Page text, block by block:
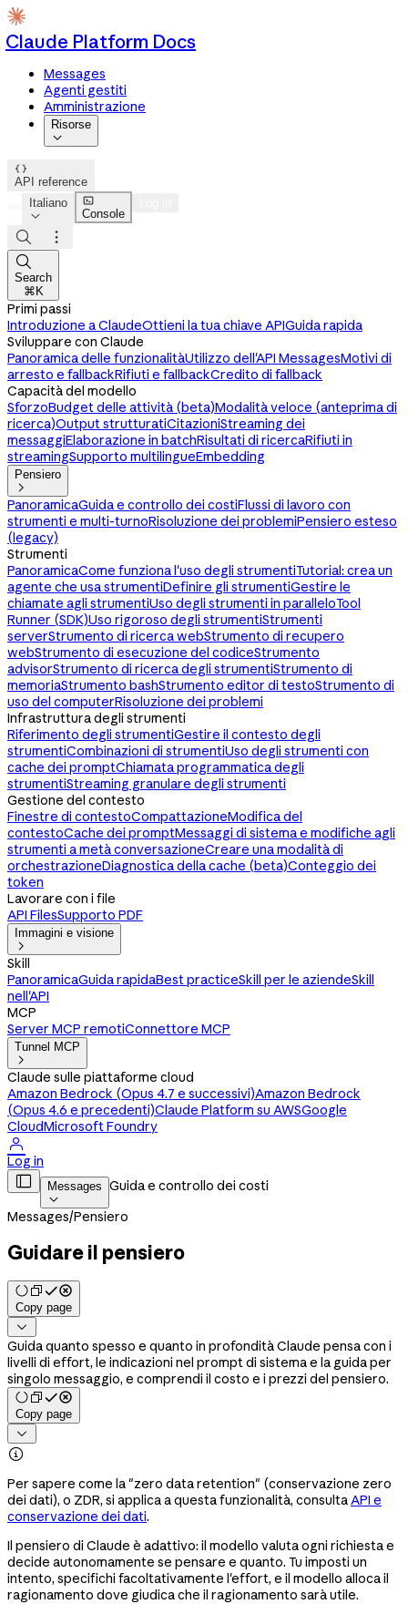
Claude Platform Docs
Messages
Agenti gestiti
Amministrazione
Risorse


API reference
Italiano


Console



Search
⌘K
Primi passi
Introduzione a ClaudeOttieni la tua chiave APIGuida rapida
Sviluppare con Claude
Panoramica delle funzionalitàUtilizzo dell'API MessagesMotivi di
arresto e fallbackRifiuti e fallbackCredito di fallback
Capacità del modello
SforzoBudget delle attività (beta)Modalità veloce (anteprima di
ricerca)Output strutturatiCitazioniStreaming dei
messaggiElaborazione in batchRisultati di ricercaRifiuti in
streamingSupporto multilingueEmbedding
Pensiero

PanoramicaGuida e controllo dei costiFlussi di lavoro con
strumenti e multi-turnoRisoluzione dei problemiPensiero esteso
(legacy)
Strumenti
PanoramicaCome funziona l'uso degli strumentiTutorial: crea un
agente che usa strumentiDefinire gli strumentiGestire le
chiamate agli strumentiUso degli strumenti in paralleloTool
Runner (SDK)Uso rigoroso degli strumentiStrumenti
serverStrumento di ricerca webStrumento di recupero
webStrumento di esecuzione del codiceStrumento
advisorStrumento di ricerca degli strumentiStrumento di
memoriaStrumento bashStrumento editor di testoStrumento di
uso del computerRisoluzione dei problemi
Infrastruttura degli strumenti
Riferimento degli strumentiGestire il contesto degli
strumentiCombinazioni di strumentiUso degli strumenti con
cache dei promptChiamata programmatica degli
strumentiStreaming granulare degli strumenti
Gestione del contesto
Finestre di contestoCompattazioneModifica del
contestoCache dei promptMessaggi di sistema e modifiche agli
strumenti a metà conversazioneCreare una modalità di
orchestrazioneDiagnostica della cache (beta)Conteggio dei
token
Lavorare con i file
API FilesSupporto PDF
Immagini e visione

Skill
PanoramicaGuida rapidaBest practiceSkill per le aziendeSkill
nell'API
MCP
Server MCP remotiConnettore MCP
Tunnel MCP

Claude sulle piattaforme cloud
Amazon Bedrock (Opus 4.7 e successivi)Amazon Bedrock
(Opus 4.6 e precedenti)Claude Platform su AWSGoogle
CloudMicrosoft Foundry

Log in
 Messages

Guida e controllo dei costi
Messages/Pensiero
Guidare il pensiero
Copy page

Guida quanto spesso e quanto in profondità Claude pensa con i
livelli di effort, le indicazioni nel prompt di sistema e la guida per
singolo messaggio, e comprendi il costo e i prezzi del pensiero.
Copy page


Per sapere come la "zero data retention" (conservazione zero
dei dati), o ZDR, si applica a questa funzionalità, consultaAPI e
conservazione dei dati.
Il pensiero di Claude è adattivo: il modello valuta ogni richiesta e
decide autonomamente se pensare e quanto. Tu imposti un
intento, specifichi facoltativamente l'effort, e il modello alloca il
ragionamento dove giudica che il ragionamento sarà utile.